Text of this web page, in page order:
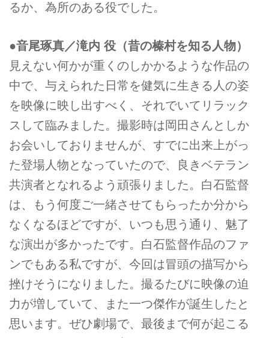
るか、為所のある役でした。
●音尾琢真／滝内 役（昔の榛村を知る人物）
見えない何かが重くのしかかるような作品の
中で、与えられた日常を健気に生きる人の姿
を映像に映し出すべく、それでいてリラック
スして臨みました。撮影時は岡田さんとしか
お会いしておりませんが、すでに出来上がっ
た登場人物となっていたので、良きベテラン
共演者となれるよう頑張りました。白石監督
は、もう何度ご一緒させてもらったか分から
なくなるほどですが、いつも思う通り、魅了
な演出が多かったです。白石監督作品のファ
ンでもある私ですが、今回は冒頭の描写から
挫けそうになりました。撮るたびに映像の迫
力が増していて、また一つ傑作が誕生したと
思います。ぜひ劇場で、最後まで何が起こる